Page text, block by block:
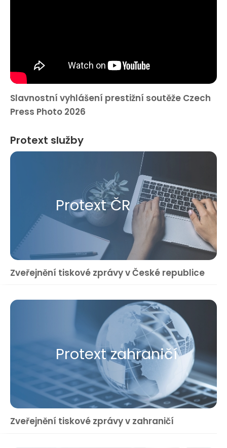
Slavnostní vyhlášení prestižní soutěže Czech
Press Photo 2026
Protext služby
Protext ČR
Zveřejnění tiskové zprávy v České republice
Protext zahraničí
Zveřejnění tiskové zprávy v zahraničí